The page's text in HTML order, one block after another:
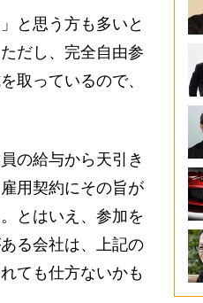
と思う方も多いと
だし、完全自由参
取っているので、
の給与から天引き
用契約にその旨が
とはいえ、参加を
る会社は、上記の
ても仕方ないかも